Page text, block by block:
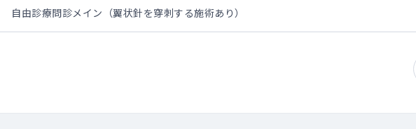
自由診療問診メイン（翼状針を穿刺する施術あり）